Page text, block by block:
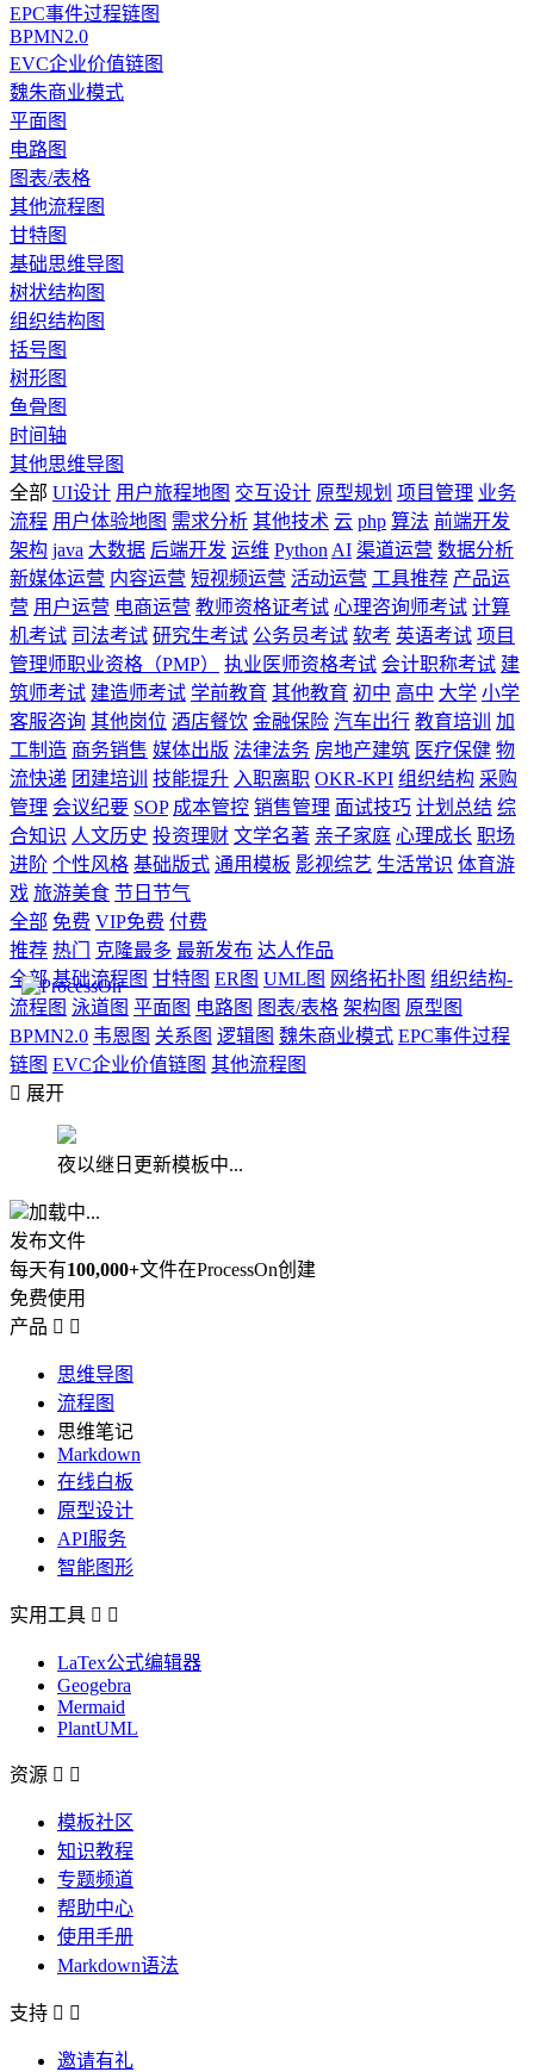
EPC事件过程链图
BPMN2.0
EVC企业价值链图
魏朱商业模式
平面图
电路图
图表/表格
其他流程图
甘特图
基础思维导图
树状结构图
组织结构图
括号图
树形图
鱼骨图
时间轴
其他思维导图
全部 UI设计 用户旅程地图 交互设计 原型规划 项目管理 业务
流程 用户体验地图 需求分析 其他技术 云 php 算法 前端开发
架构 java 大数据 后端开发 运维 Python AI 渠道运营 数据分析
新媒体运营 内容运营 短视频运营 活动运营 工具推荐 产品运
营 用户运营 电商运营 教师资格证考试 心理咨询师考试 计算
机考试 司法考试 研究生考试 公务员考试 软考 英语考试 项目
管理师职业资格（PMP）
执业医师资格考试 会计职称考试 建
筑师考试 建造师考试 学前教育 其他教育 初中 高中 大学 小学
客服咨询 其他岗位 酒店餐饮 金融保险 汽车出行 教育培训
加
工制造 商务销售 媒体出版 法律法务 房地产建筑 医疗保健 物
流快递 团建培训 技能提升 入职离职 OKR-KPI 组织结构 采购
管理 会议纪要 SOP 成本管控 销售管理 面试技巧 计划总结 综
合知识 人文历史 投资理财 文学名著 亲子家庭 心理成长 职场
进阶 个性风格 基础版式 通用模板 影视综艺 生活常识 体育游
戏 旅游美食 节日节气
全部 免费 VIP免费 付费
推荐 热门 克隆最多 最新发布 达人作品
全部 基础流程图 甘特图 ER图 UML图 网络拓扑图 组织结构-
流程图 泳道图 平面图 电路图 图表/表格 架构图 原型图
BPMN2.0 韦恩图 关系图 逻辑图 魏朱商业模式 EPC事件过程
链图 EVC企业价值链图 其他流程图
 展开
夜以继日更新模板中...
加载中...
发布文件
每天有100,000+文件在ProcessOn创建
免费使用
产品  
思维导图
流程图
思维笔记
Markdown
在线白板
原型设计
API服务
智能图形
实用工具  
LaTex公式编辑器
Geogebra
Mermaid
PlantUML
资源  
模板社区
知识教程
专题频道
帮助中心
使用手册
Markdown语法
支持  
邀请有礼